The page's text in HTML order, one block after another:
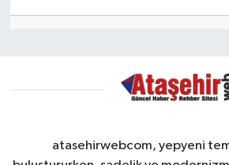
atasehirwebcom, yepyeni